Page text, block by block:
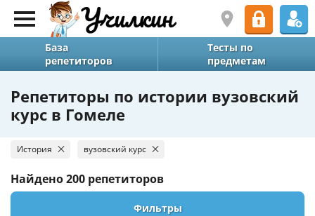
База
репетиторов
Тесты по
предметам
Репетиторы по истории вузовский
курс в Гомеле
История вузовский курс
Найдено200 репетиторов
Фильтры